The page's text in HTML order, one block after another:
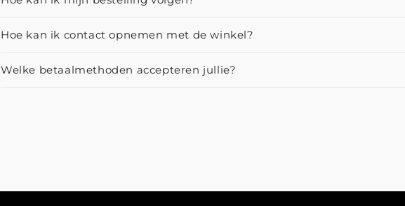
Hoe kan ik contact opnemen met de winkel?
Welke betaalmethoden accepteren jullie?